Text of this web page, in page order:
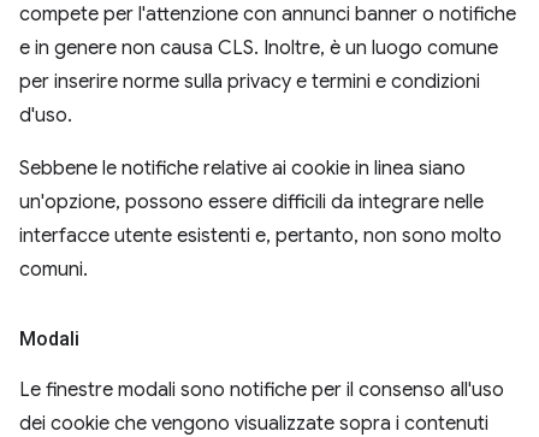
compete per l'attenzione con annunci banner o notifiche
e in genere non causa CLS. Inoltre, è un luogo comune
per inserire norme sulla privacy e termini e condizioni
d'uso.
Sebbene le notifiche relative ai cookie in linea siano
un'opzione, possono essere difficili da integrare nelle
interfacce utente esistenti e, pertanto, non sono molto
comuni.
Modali
Le finestre modali sono notifiche per il consenso all'uso
dei cookie che vengono visualizzate sopra i contenuti